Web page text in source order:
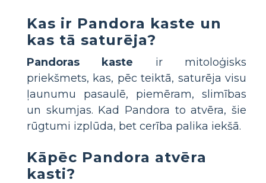
Kas ir Pandora kaste un
kas tā saturēja?
Pandoras kaste ir mitoloģisks
priekšmets, kas, pēc teiktā, saturēja visu
ļaunumu pasaulē, piemēram, slimības
un skumjas. Kad Pandora to atvēra, šie
rūgtumi izplūda, bet cerība palika iekšā.
Kāpēc Pandora atvēra
kasti?